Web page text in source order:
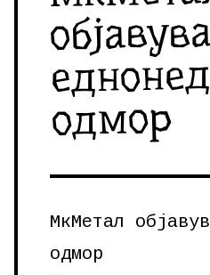
одмор
МкМетал
одмор